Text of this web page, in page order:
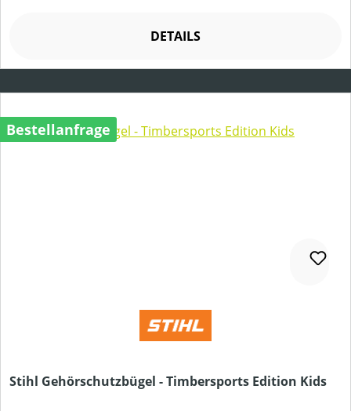
DETAILS
Bestellanfrage
Stihl Gehörschutzbügel - Timbersports Edition Kids